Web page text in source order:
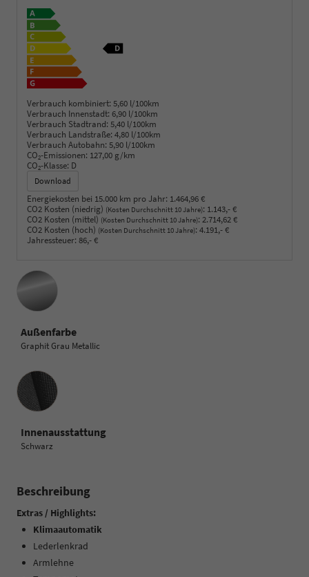
Verbrauch kombiniert: 5,60 l/100km
Verbrauch Innenstadt: 6,90 l/100km
Verbrauch Stadtrand: 5,40 l/100km
Verbrauch Landstraße: 4,80 l/100km
Verbrauch Autobahn: 5,90 l/100km
CO2-Emissionen: 127,00 g/km
CO2-Klasse: D
Download
Energiekosten bei 15.000 km pro Jahr: 1.464,96 €
CO2 Kosten (niedrig) (Kosten Durchschnitt 10 Jahre): 1.143,- €
CO2 Kosten (mittel) (Kosten Durchschnitt 10 Jahre): 2.714,62 €
CO2 Kosten (hoch) (Kosten Durchschnitt 10 Jahre): 4.191,- €
Jahressteuer: 86,- €
Außenfarbe
Graphit Grau Metallic
Innenausstattung
Innenausstattung
Schwarz
Beschreibung
Extras / Highlights:
Klimaautomatik
Lederlenkrad
Armlehne